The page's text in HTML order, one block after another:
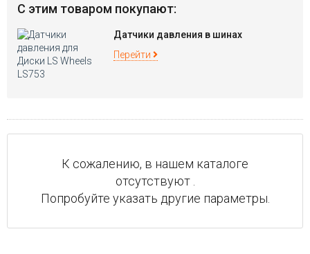
С этим товаром покупают:
Датчики давления в шинах
Перейти
К сожалению, в нашем каталоге
отсутствуют .
Попробуйте указать другие параметры.